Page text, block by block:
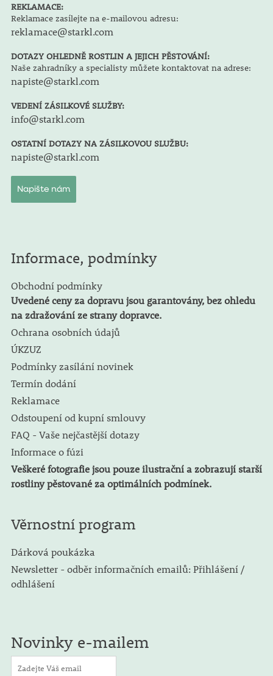
REKLAMACE:
Reklamace zasílejte na e-mailovou adresu:
reklamace@starkl.com
DOTAZY OHLEDNĚ ROSTLIN A JEJICH PĚSTOVÁNÍ:
Naše zahradníky a specialisty můžete kontaktovat na adrese:
napiste@starkl.com
VEDENÍ ZÁSILKOVÉ SLUŽBY:
info@starkl.com
OSTATNÍ DOTAZY NA ZÁSILKOVOU SLUŽBU:
napiste@starkl.com
Napište nám
Informace, podmínky
Obchodní podmínky
Uvedené ceny za dopravu jsou garantovány, bez ohledu
na zdražování ze strany dopravce.
Ochrana osobních údajů
ÚKZUZ
Podmínky zasílání novinek
Termín dodání
Reklamace
Odstoupení od kupní smlouvy
FAQ - Vaše nejčastější dotazy
Informace o fúzi
Veškeré fotografie jsou pouze ilustrační a zobrazují starší
rostliny pěstované za optimálních podmínek.
Věrnostní program
Dárková poukázka
Newsletter - odběr informačních emailů: Přihlášení /
odhlášení
Novinky e-mailem